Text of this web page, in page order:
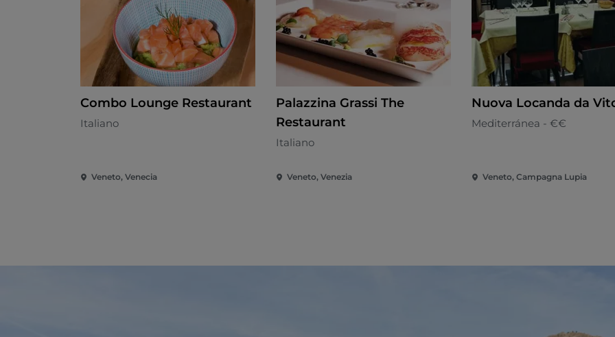
Combo Lounge Restaurant
Italiano
Veneto, Venecia
Palazzina Grassi The
Restaurant
Italiano
Veneto, Venezia
Nuova Locanda da
Mediterránea - €€
Veneto, Campagna Lupia